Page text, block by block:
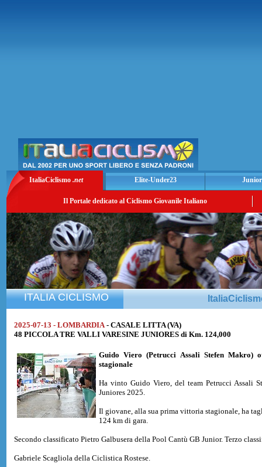
ItaliaCiclismo .net Elite-Under23
Il Portale dedicato al Ciclismo Giovanile Italiano
ITALIA CICLISMO
2025-07-13 - LOMBARDIA - CASALE LITTA (VA)
48 PICCOLA TRE VALLI VARESINE JUNIORES di Km. 124,000
Guido Viero(Petrucci Assali Stefen
stagionale
Ha vinto Guido Viero, del team Petrucci Assali
Juniores 2025.
Il giovane, alla sua prima vittoria stagionale, ha
124 km di gara.
Secondo classificato Pietro Galbusera della Pool Cantù GB Junior. Terzo
Gabriele Scagliola della Ciclistica Rostese.